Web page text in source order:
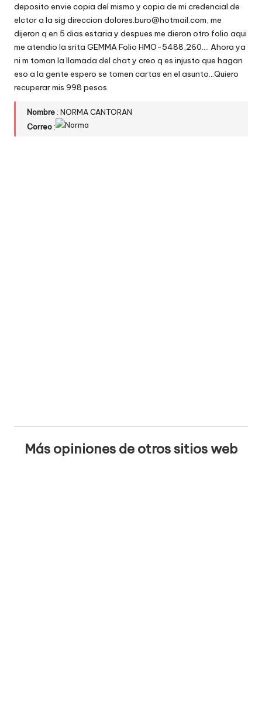
deposito envie copia del mismo y copia de mi credencial de
elctor a la sig direccion dolores.buro@hotmail.com, me
dijeron q en 5 dias estaria y despues me dieron otro folio aqui
me atendio la srita GEMMA Folio HMO-5488,260…. Ahora ya
ni m toman la llamada del chat y creo q es injusto que hagan
eso a la gente espero se tomen cartas en el asunto…Quiero
recuperar mis 998 pesos.
Nombre : NORMA CANTORAN
Correo :
Más opiniones de otros sitios web